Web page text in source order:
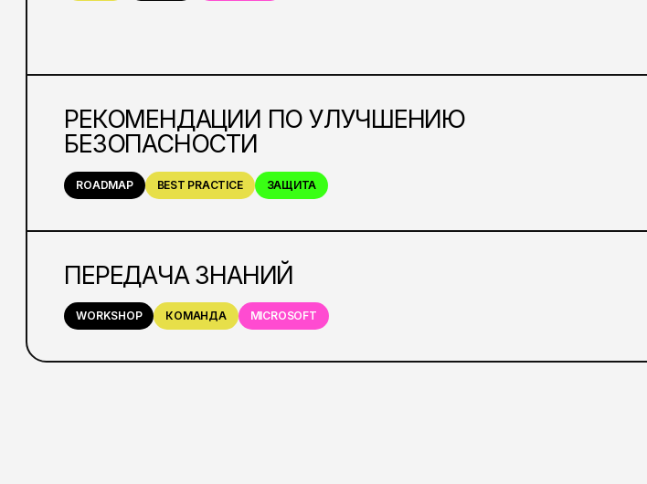
РЕКОМЕНДАЦИИ ПО УЛУЧШЕНИЮ
БЕЗОПАСНОСТИ
ROADMAP BEST PRACTICE ЗАЩИТА
ПЕРЕДАЧА ЗНАНИЙ
WORKSHOP КОМАНДА MICROSOFT